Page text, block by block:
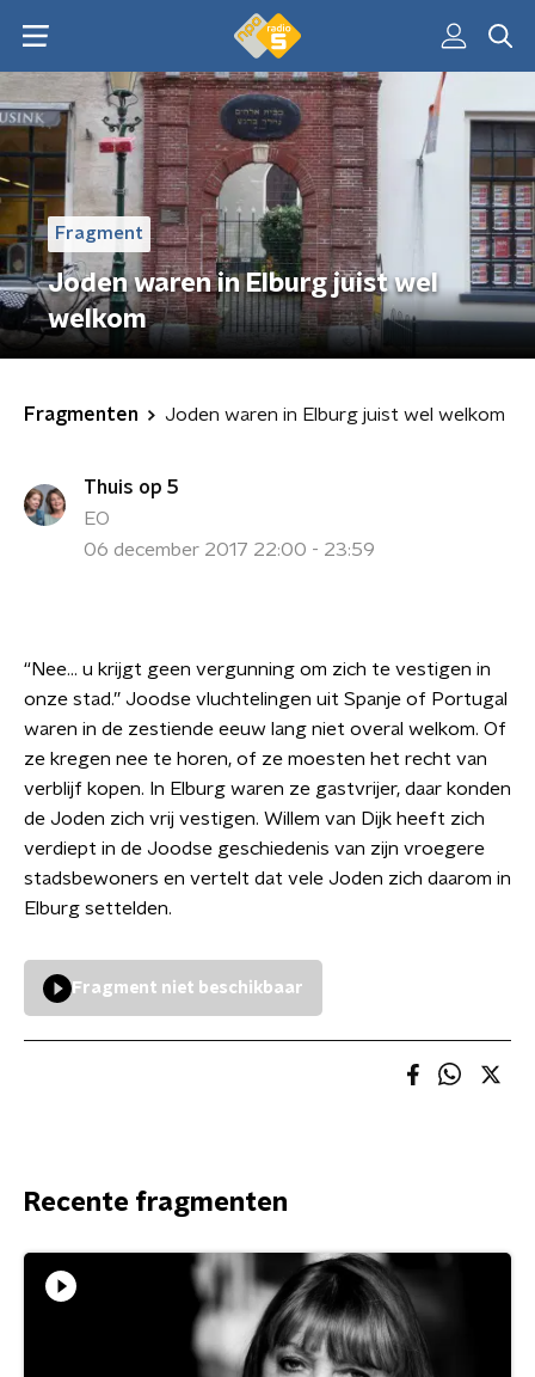
Fragment
Joden waren in Elburg juist wel
welkom
Fragmenten Joden waren in Elburg juist wel welkom
Thuis op 5
EO
06 december 2017 22:00 - 23:59
“Nee… u krijgt geen vergunning om zich te vestigen in
onze stad.” Joodse vluchtelingen uit Spanje of Portugal
waren in de zestiende eeuw lang niet overal welkom. Of
ze kregen nee te horen, of ze moesten het recht van
verblijf kopen. In Elburg waren ze gastvrijer, daar konden
de Joden zich vrij vestigen. Willem van Dijk heeft zich
verdiept in de Joodse geschiedenis van zijn vroegere
stadsbewoners en vertelt dat vele Joden zich daarom in
Elburg settelden.
Fragment niet beschikbaar
Recente fragmenten